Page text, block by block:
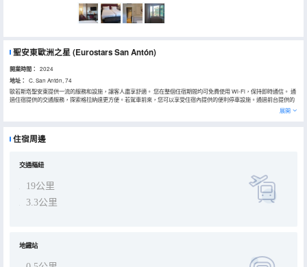
聖安東歐洲之星(Eurostars San Antón)
開業時間： 2024
地址：
C. San Antón, 74
歐若斯塔聖安東提供一流的服務和設施，讓客人盡享舒適。 您在整個住宿期間均可免費使用 Wi-Fi，保持即時通信。 通
過住宿提供的交通服務，探索格拉納達更方便。若駕車前來，您可以享受住宿內提供的便利停車設施。通過前台提供的
禮賓服務，輕鬆計劃您的日常活動，滿足您的旅行需求。通過住宿的票務服務，您可以輕鬆獲得城市熱門景點的門票。
歐若斯塔聖安東提供洗衣服務，心愛的衣服可以不止穿一次。 需要放鬆一下嗎？您的客房可提供客房送餐服務，讓您的
體、每日報紙或電視，以確保為客人提供娛樂。請放心，部分客房提供沖泡咖啡或茶所需的一切器具，您不必擔心口渴
晚！住宿提供娛樂設施，讓您不必離開住宿，便可享受一個愉快的夜晚。 歐若斯塔聖安東提供各種一流的休閒設施供客
展開
住宿周邊
交通樞紐
19公里
3.3公里
地鐵站